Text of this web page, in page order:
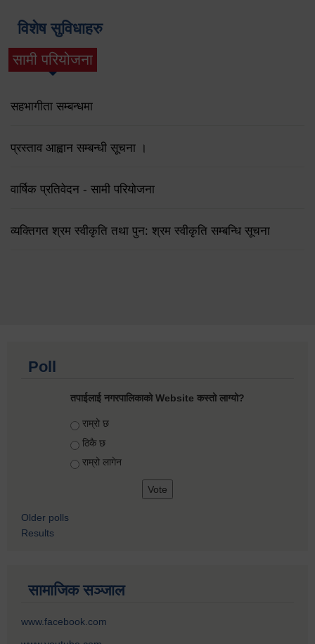
विशेष सुविधाहरु
सामी परियोजना
(active tab)
सहभागीता सम्बन्धमा
प्रस्ताव आह्वान सम्बन्धी सूचना ।
वार्षिक प्रतिवेदन - सामी परियोजना
व्यक्तिगत श्रम स्वीकृति तथा पुन: श्रम स्वीकृति सम्बन्धि सूचना
Poll
तपाईलाई नगरपालिकाको Website कस्तो लाग्यो?
Choices
राम्रो छ
ठिकै छ
राम्रो लागेन
Older polls
Results
सामाजिक सञ्जाल
www.facebook.com